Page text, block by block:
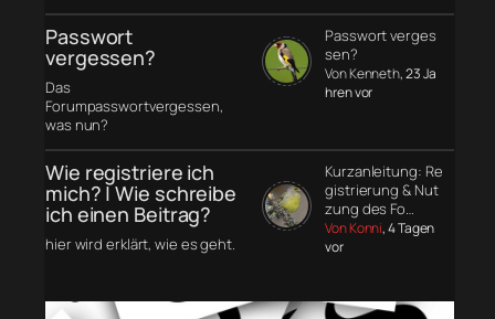
Passwort
vergessen?
Das
Forumpasswortvergessen,
was nun?
Passwort verges
sen?
Von Kenneth, 23 Ja
hren vor
Wie registriere ich
mich? | Wie schreibe
ich einen Beitrag?
hier wird erklärt, wie es geht.
Kurzanleitung: Re
gistrierung & Nut
zung des Fo…
Von Konni, 4 Tagen
vor